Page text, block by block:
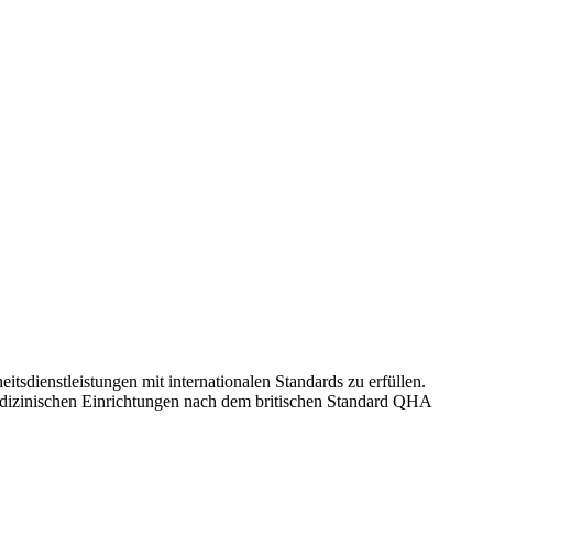
mit internationalen Standards zu erfüllen.
Einrichtungen nach dem britischen Standard QHA